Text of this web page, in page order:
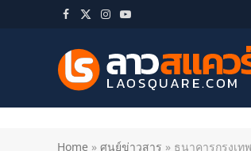
Facebook
X
Instagram
YouTube
Home » ศูนย์ข่าวสาร » ธนาคารกรุงเ